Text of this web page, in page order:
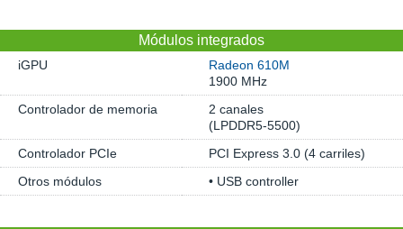
Módulos integrados
iGPU
Radeon 610M
1900 MHz
Controlador de memoria
2 canales
(LPDDR5-5500)
Controlador PCIe
PCI Express 3.0 (4 carriles)
Otros módulos
• USB controller